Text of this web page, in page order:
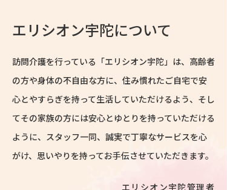
エリシオン宇陀について
訪問介護を行っている「エリシオン宇陀」は、高齢者
の方や身体の不自由な方に、住み慣れたご自宅で安
心とやすらぎを持って生活していただけるよう、そし
てその家族の方には安心とゆとりを持っていただける
ように、スタッフ一同、誠実で丁寧なサービスを心
がけ、思いやりを持ってお手伝させていただきます。
エリシオン宇陀管理者